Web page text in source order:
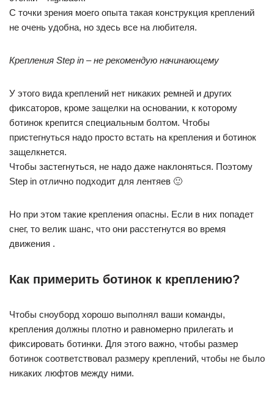
С точки зрения моего опыта такая конструкция креплений
не очень удобна, но здесь все на любителя.
Крепления Step in – не рекомендую начинающему
У этого вида креплений нет никаких ремней и других
фиксаторов, кроме защелки на основании, к которому
ботинок крепится специальным болтом. Чтобы
пристегнуться надо просто встать на крепления и ботинок
защелкнется.
Чтобы застегнуться, не надо даже наклоняться. Поэтому
Step in отлично подходит для лентяев 🙂
Но при этом такие крепления опасны. Если в них попадет
снег, то велик шанс, что они расстегнутся во время
движения .
Как примерить ботинок к креплению?
Чтобы сноуборд хорошо выполнял ваши команды,
крепления должны плотно и равномерно прилегать и
фиксировать ботинки. Для этого важно, чтобы размер
ботинок соответствовал размеру креплений, чтобы не было
никаких люфтов между ними.